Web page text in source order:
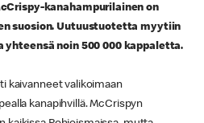
kanahampurilainen on
suosion. Uutuustuotetta myytiin
yhteensä noin 500 000 kappaletta.
kaivanneet valikoimaan
kanapihvillä. McCrispyn